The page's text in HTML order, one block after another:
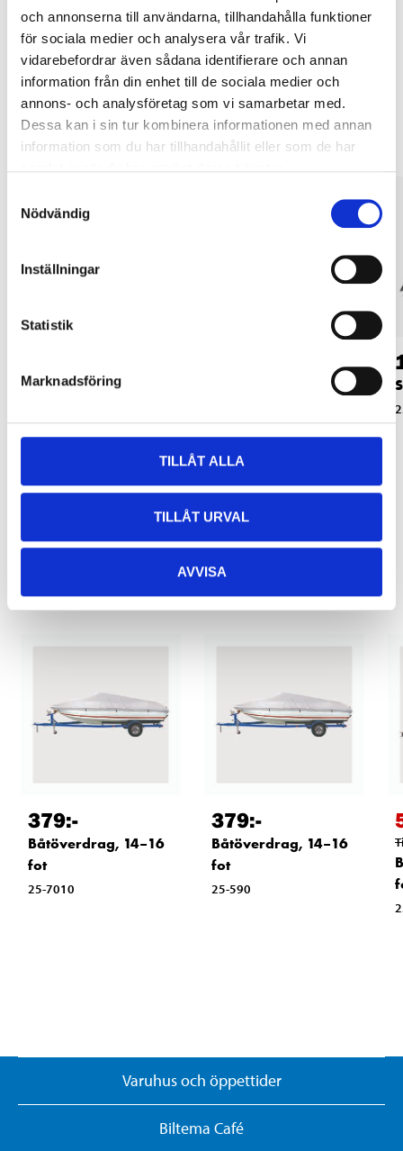
och annonserna till användarna, tillhandahålla funktioner
för sociala medier och analysera vår trafik. Vi
vidarebefordrar även sådana identifierare och annan
information från din enhet till de sociala medier och
annons- och analysföretag som vi samarbetar med.
Dessa kan i sin tur kombinera informationen med annan
information som du har tillhandahållit eller som de har
Nödvändig
Inställningar
Statistik
Marknadsföring
TILLÅT ALLA
TILLÅT URVAL
AVVISA
LÄS MER
Andra kunder köpte också
Skyddsöverdrag, M
Presenningsstötta,
Relaterade produkter
379:-
Båtöverdrag, 14–16
fot
25-7010
379:-
Båtöverdrag, 14–16
fot
25-590
Varuhus och öppettider
Biltema Café